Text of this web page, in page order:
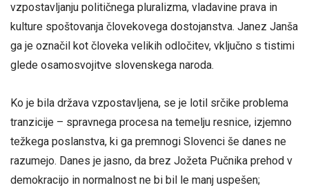
vzpostavljanju političnega pluralizma, vladavine prava in
kulture spoštovanja človekovega dostojanstva. Janez Janša
ga je označil kot človeka velikih odločitev, vključno s tistimi
glede osamosvojitve slovenskega naroda.
Ko je bila država vzpostavljena, se je lotil srčike problema
tranzicije – spravnega procesa na temelju resnice, izjemno
težkega poslanstva, ki ga premnogi Slovenci še danes ne
razumejo. Danes je jasno, da brez Jožeta Pučnika prehod v
demokracijo in normalnost ne bi bil le manj uspešen;